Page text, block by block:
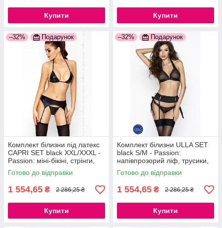
Купити Купити
–32% Подарунок
Комплект білизни під латекс
CAPRI SET black XXL/XXXL -
Passion: міні-бікіні, стрінги,
пояс для панчіх
777Store.com.ua
Готово до відправки
1 554,65 ₴ 2 286,25 ₴
Купити
–32% Подарунок
Комплект білизни ULLA SET
black S/M - Passion:
напівпрозорий ліф, трусики,
пояс 777Store.com.ua
Готово до відправки
1 554,65 ₴ 2 286,25 ₴
Купити